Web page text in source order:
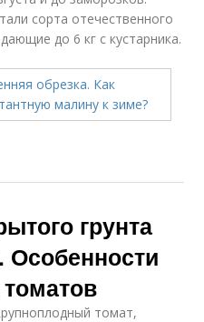
сорта отечественного
до 6 кг с кустарника.
грунта
томат,